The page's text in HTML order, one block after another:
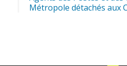
Métropole détachés aux